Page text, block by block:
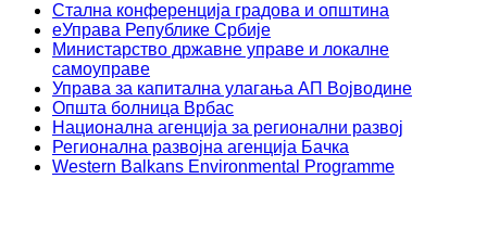
Стална конференција градова и општина
еУправа Републике Србије
Министарство државне управе и локалне
самоуправе
Управа за капитална улагања АП Војводине
Општа болница Врбас
Национална агенција за регионални развој
Регионална развојна агенција Бачка
Western Balkans Environmental Programme